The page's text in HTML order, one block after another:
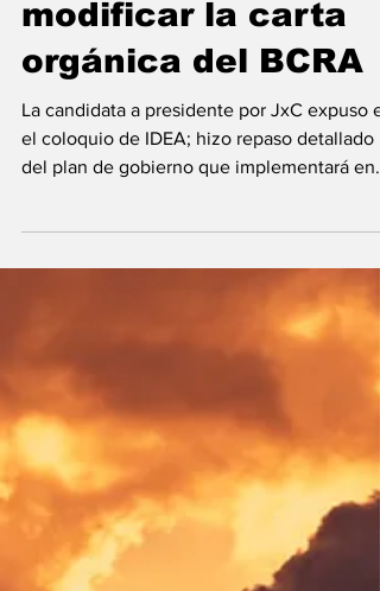
imprescindible
modificar la carta
orgánica del BCRA
La candidata a presidente por JxC expuso
del plan de gobierno que implementará en
caso de...